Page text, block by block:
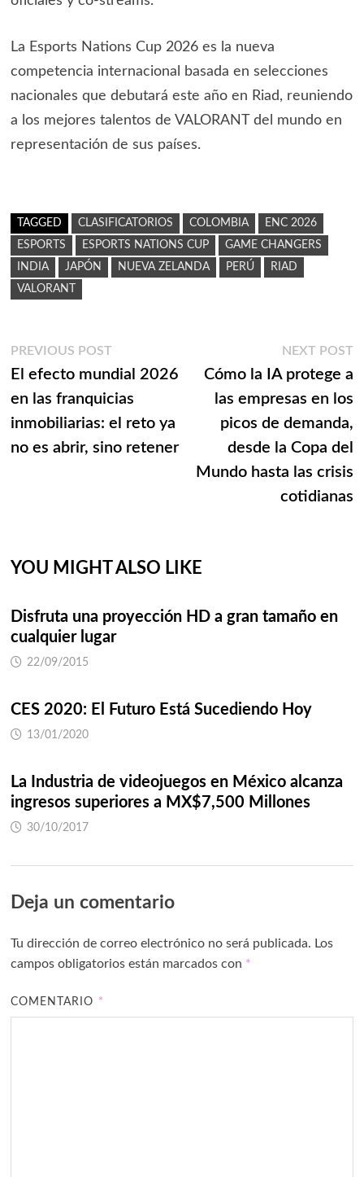
La Esports Nations Cup 2026 es la nueva
competencia internacional basada en selecciones
nacionales que debutará este año en Riad, reuniendo
a los mejores talentos de VALORANT del mundo en
representación de sus países.
TAGGED CLASIFICATORIOS COLOMBIA
ENC 2026
ESPORTS
ESPORTS NATIONS CUP
GAME CHANGERS
INDIA
JAPÓN NUEVA ZELANDA PERÚ
RIAD
VALORANT
Navegación
de
entradas
PREVIOUS POSTPrevious
post:
El efecto mundial 2026
en las franquicias
inmobiliarias: el reto ya
no es abrir, sino retener
NEXT POST
Cómo la IA protege a
las empresas en los
picos de demanda,
desde la Copa del
Mundo hasta las crisis
cotidianas
YOU MIGHT ALSO LIKE
Disfruta una proyección HD a gran tamaño en
cualquier lugar
22/09/2015
CES 2020: El Futuro Está Sucediendo Hoy
13/01/2020
La Industria de videojuegos en México alcanza
ingresos superiores a MX$7,500 Millones
30/10/2017
Deja un comentario
Tu dirección de correo electrónico no será publicada. Los
campos obligatorios están marcados con *
COMENTARIO *